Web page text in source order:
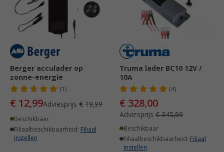
Berger acculader op
zonne-energie
(1)
€ 12,99Adviesprijs € 19,99
Beschikbaar
Filiaalbeschikbaarheid: Filiaal
instellen
Truma lader BC10 12V /
10A
(4)
€ 328,00
Adviesprijs € 345,99
Beschikbaar
Filiaalbeschikbaarheid: Filiaal
instellen